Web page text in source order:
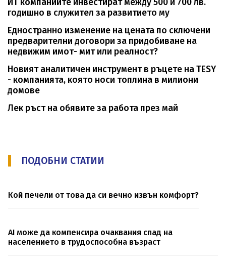
ИТ компаниите инвестират между 500 и 700 лв.
годишно в служител за развитието му
Едностранно изменение на цената по сключени
предварителни договори за придобиване на
недвижим имот- мит или реалност?
Новият аналитичен инструмент в ръцете на TESY
- компанията, която носи топлина в милиони
домове
Лек ръст на обявите за работа през май
ПОДОБНИ СТАТИИ
Кой печели от това да си вечно извън комфорт?
AI може да компенсира очаквания спад на
населението в трудоспособна възраст